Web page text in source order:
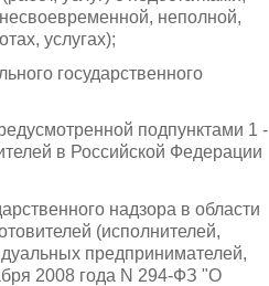
неполной,
услугах);
государственного
подпунктами 1 -
в Российской Федерации
надзора в области
(исполнителей,
предпринимателей,
2008 года N 294-ФЗ "О